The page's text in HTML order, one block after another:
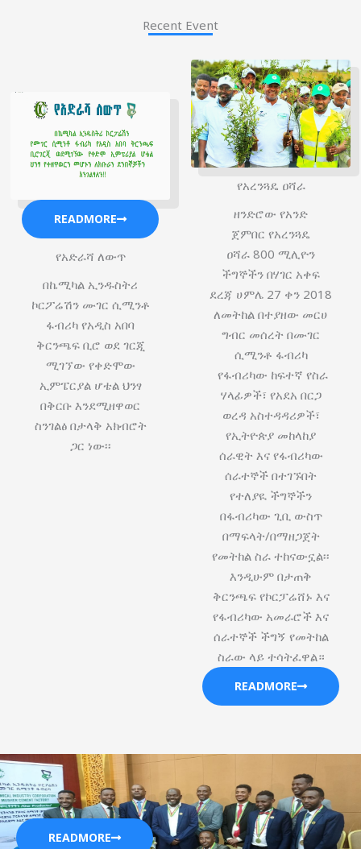
Recent Event
READMORE
የአድራሻ ለውጥ
በኬሚካል ኢንዱስትሪ
ኮርፖሬሽን ሙገር ሲሚንቶ
ፋብሪካ የአዲስ አበባ
ቅርንጫፍ ቢሮ ወደ ገርጂ
ሚገኘው የቀድሞው
ኢምፔርያል ሆቴል ህንፃ
በቅርቡ እንደሚዘዋወር
ስንገልፅ በታላቅ አክብሮት
ጋር ነው፡፡
የአረንጓዴ ዐሻራ
ዘንድሮው የአንድ
ጀምበር የአረንጓዴ
ዐሻራ 800 ሚሊዮን
ችግኞችን በሃገር አቀፍ
ደረጃ ሀምሌ 27 ቀን 2018
ለመትከል በተያዘው መርሀ
ግብር መሰረት በሙገር
ሲሚንቶ ፋብሪካ
የፋብሪካው ከፍተኛ የስራ
ሃላፊዎች፣ የአደአ በርጋ
ወረዳ አስተዳዳሪዎች፣
የኢትዮጵያ መከላከያ
ሰራዊት እና የፋብሪካው
ሰራተኞች በተገኙበት
የተለያዪ ችግኞችን
በፋብሪካው ጊቢ ውስጥ
በማፍላት/በማዘጋጀት
የመትከል ስራ ተከናውኗል፡፡
እንዲሁም በታጠቅ
ቅርንጫፍ የኮርፓሬሸ‍ኑ እና
የፋብሪካው አመራሮች እና
ሰራተኞች ችግኝ የመትከል
ስራው ላይ ተሳትፈዋል።
READMORE
READMORE